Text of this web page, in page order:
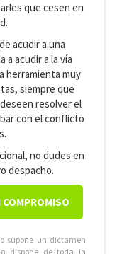
que cesen en
acudir a una
a acudir a la vía
herramienta muy
siempre que
resolver el
con el conflicto
no dudes en
despacho.
supone un dictamen
dispone de toda la